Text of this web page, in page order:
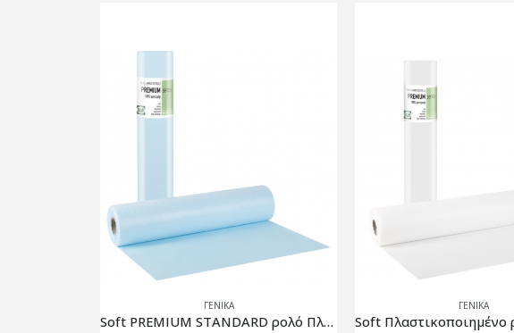
ΓΕΝΙΚΆ
Soft Πλαστικοποιημένο ρολό χαρτί με κόλλα Λευκό PREMIUM STANDARD – 50cm x 50m – 108.023.SA
ΓΕΝΙΚΆ